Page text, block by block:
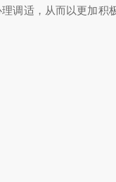
理调适，从而以更加积